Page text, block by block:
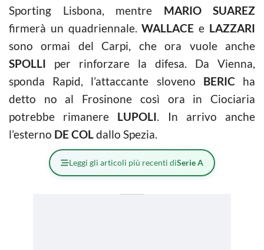
Sporting Lisbona, mentre MARIO SUAREZ
firmerà un quadriennale.WALLACE e LAZZARI
sono ormai del Carpi, che ora vuole anche
SPOLLI per rinforzare la difesa. Da Vienna,
sponda Rapid, l’attaccante sloveno BERIC ha
detto no al Frosinone così ora in Ciociaria
potrebbe rimanere LUPOLI. In arrivo anche
l’esterno DE COLdallo Spezia.
Leggi gli articoli più recenti diSerie A